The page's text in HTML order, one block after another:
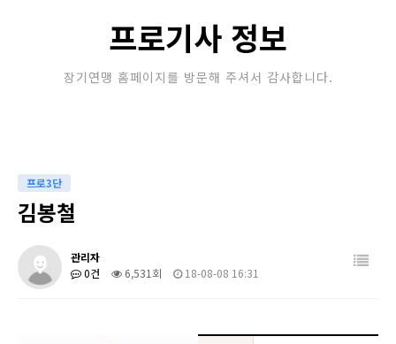
자료실
프로기사 정보
장기연맹 홈페이지를 방문해 주셔서 감사합니다.
프로3단
김봉철
관리자
0건
6,531회 18-08-08 16:31